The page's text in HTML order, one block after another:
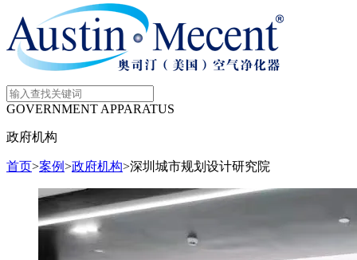
GOVERNMENT APPARATUS
政府机构
首页>案例>政府机构>深圳城市规划设计研究院